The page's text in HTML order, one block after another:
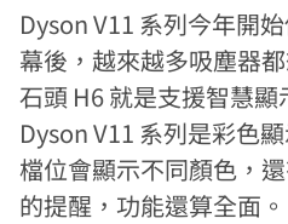
Dyson V11 系列今年開
幕後，越來越多吸塵器
石頭 H6 就是支援智慧顯
Dyson V11 系列是彩色
檔位會顯示不同顏色，
的提醒，功能還算全面。